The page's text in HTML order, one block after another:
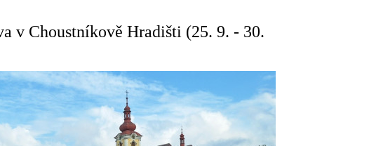
v Choustníkově Hradišti (25. 9. - 30.